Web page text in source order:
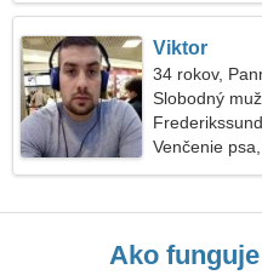
Viktor
34 rokov,
Slobodný
Venčenie
Ako